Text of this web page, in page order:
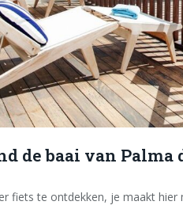
de baai van Palma
fiets te ontdekken, je maakt